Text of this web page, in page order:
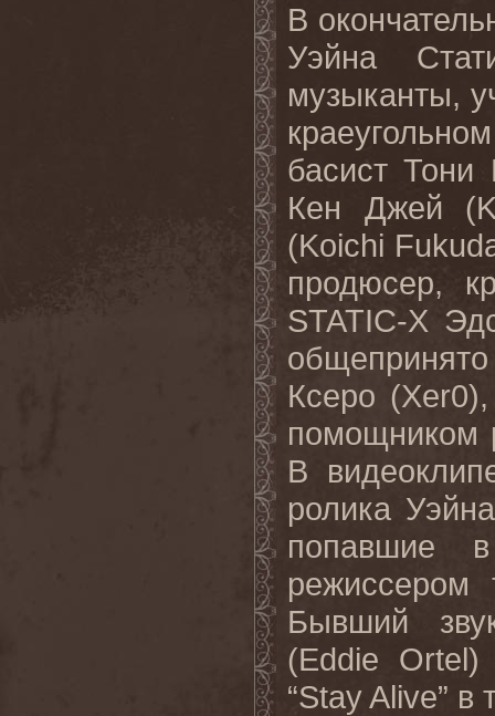
В
Уэйна
музыканты,
басист Тони
Кен Джей
(Koichi
продюсер,
STATIC-X
Ксеро (Xer
помощником
В
ролика
попавшие
Бывший
(Eddie
“Stay Alive” в